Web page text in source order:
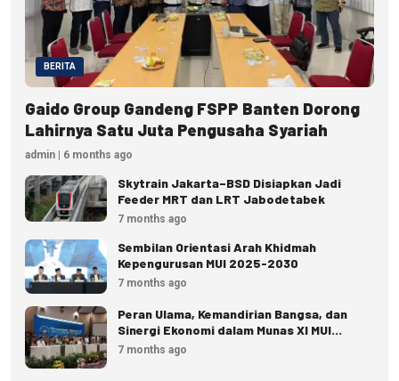
BERITA
Gaido Group Gandeng FSPP Banten Dorong
Lahirnya Satu Juta Pengusaha Syariah
admin | 6 months ago
Skytrain Jakarta–BSD Disiapkan Jadi
Feeder MRT dan LRT Jabodetabek
7 months ago
Sembilan Orientasi Arah Khidmah
Kepengurusan MUI 2025-2030
7 months ago
Peran Ulama, Kemandirian Bangsa, dan
Sinergi Ekonomi dalam Munas XI MUI
(Bagian II)
7 months ago